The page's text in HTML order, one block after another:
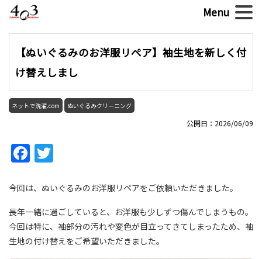
【ぬいぐるみのお洋服リペア】袖生地を新しく付
け替えしまし
ネットで洗濯.com ぬいぐるみクリーニング
公開日：2026/06/09
Facebook
今回は、ぬいぐるみのお洋服リペアをご依頼いただきました。
長年一緒に過ごしていると、お洋服も少しずつ傷んでしまうもの。
今回は特に、袖部分の汚れや変色が目立ってきてしまったため、袖
生地の付け替えをご希望いただきました。